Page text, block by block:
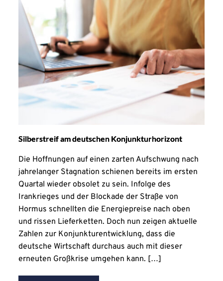
Silberstreif am deutschen Konjunkturhorizont
Die Hoffnungen auf einen zarten Aufschwung nach
jahrelanger Stagnation schienen bereits im ersten
Quartal wieder obsolet zu sein. Infolge des
Irankrieges und der Blockade der Straße von
Hormus schnellten die Energiepreise nach oben
und rissen Lieferketten. Doch nun zeigen aktuelle
Zahlen zur Konjunkturentwicklung, dass die
deutsche Wirtschaft durchaus auch mit dieser
erneuten Großkrise umgehen kann. […]